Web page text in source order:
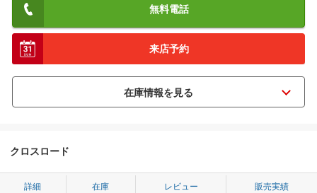
無料電話
来店予約
クロスロード
詳細 在庫 レビュー 販売実績